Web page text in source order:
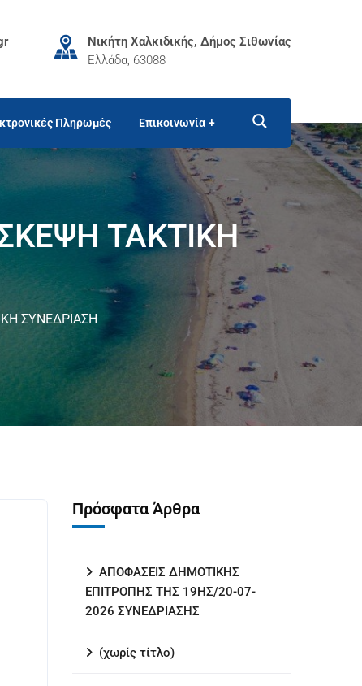
Νικήτη Χαλκιδικής, Δήμος Σιθωνίας
Ελλάδα, 63088
Πληρωμές Επικοινωνία
ΤΑΚΤΙΚΗ
ΣΥΝΕΔΡΙΑΣΗ
Πρόσφατα Άρθρα
ΑΠΟΦΑΣΕΙΣ ΔΗΜΟΤΙΚΗΣ
ΕΠΙΤΡΟΠΗΣ ΤΗΣ 19ΗΣ/20-07-
2026 ΣΥΝΕΔΡΙΑΣΗΣ
(χωρίς τίτλο)